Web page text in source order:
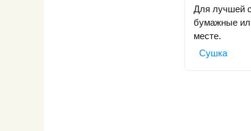
Для лучшей
бумажные
месте.
Сушка